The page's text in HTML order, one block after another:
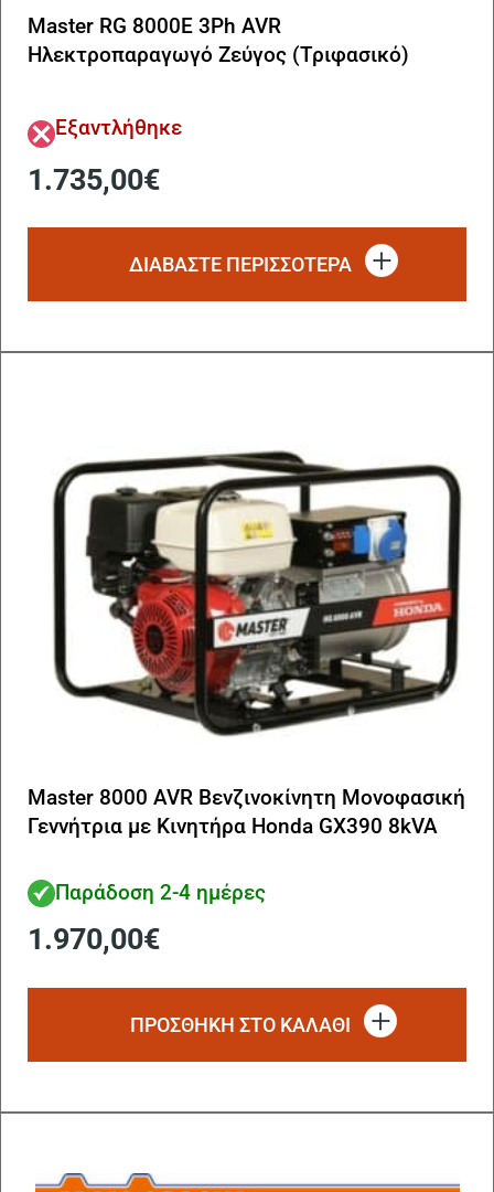
Master RG 8000E 3Ph AVR
Ηλεκτροπαραγωγό Ζεύγος (Τριφασικό)
Εξαντλήθηκε
1.735,00€
ΔΙΑΒΆΣΤΕ ΠΕΡΙΣΣΌΤΕΡΑ
Master 8000 AVR Βενζινοκίνητη Μονοφασική
Γεννήτρια με Κινητήρα Honda GX390 8kVA
Παράδοση 2-4 ημέρες
1.970,00€
ΠΡΟΣΘΗΚΗ ΣΤΟ ΚΑΛΑΘΙ